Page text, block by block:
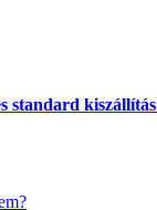
standard kiszállítás